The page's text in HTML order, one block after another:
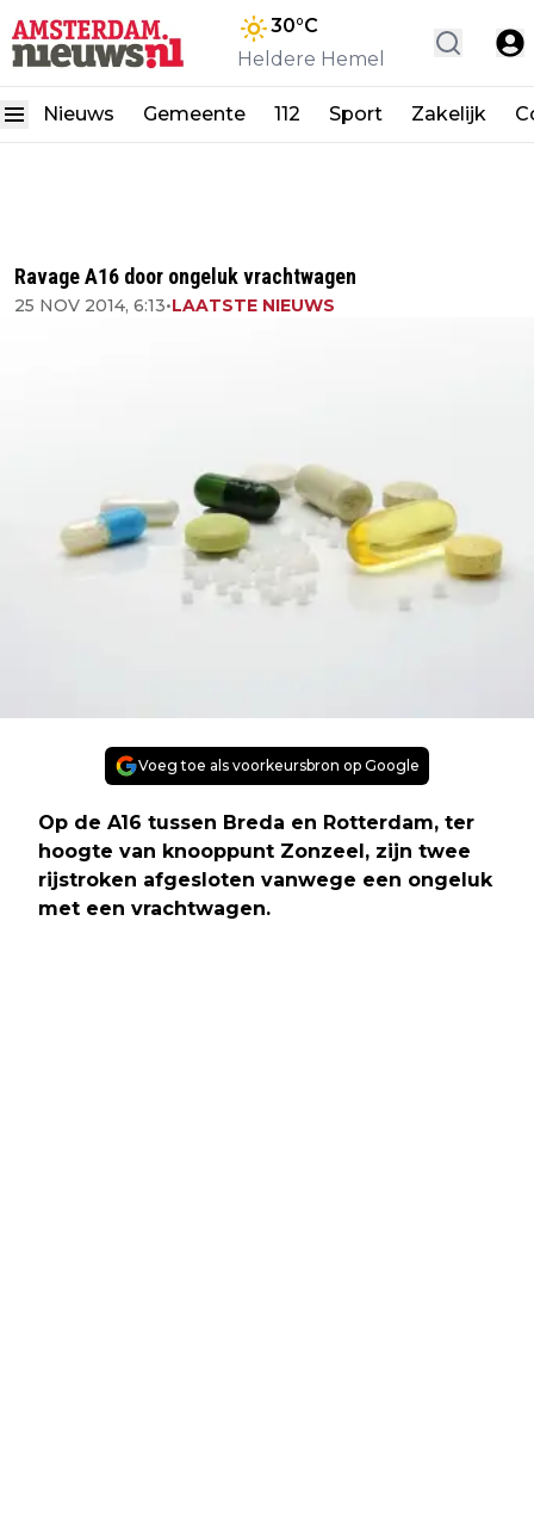
30°C
Heldere Hemel
Nieuws Gemeente 112 Sport Zakelijk
Ravage A16 door ongeluk vrachtwagen
25 NOV 2014, 6:13•LAATSTE NIEUWS
Voeg toe als voorkeursbron op Google
Op de A16 tussen Breda en Rotterdam, ter
hoogte van knooppunt Zonzeel, zijn twee
rijstroken afgesloten vanwege een ongeluk
met een vrachtwagen.